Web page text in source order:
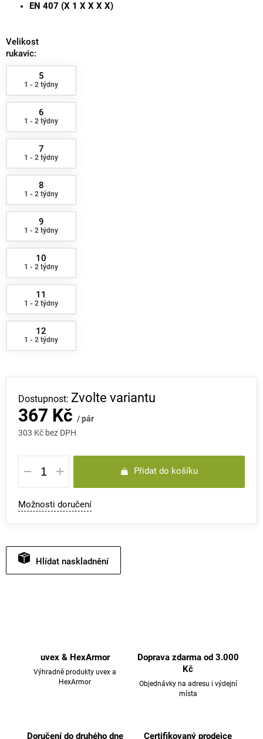
EN 407 (X 1 X X X X)
Velikost
rukavic:
5
1 - 2 týdny
6
1 - 2 týdny
7
1 - 2 týdny
8
1 - 2 týdny
9
1 - 2 týdny
10
1 - 2 týdny
11
1 - 2 týdny
12
1 - 2 týdny
367 Kč / pár
303 Kč bez DPH
Měrná
cena:
Zvolte variantu
Přidat do košíku
Možnosti doručení
Hlídat
uvex & HexArmor
Výhradně produkty uvex a
HexArmor
Doprava zdarma od 3.000
Kč
Objednávky na adresu i výdejní
místa
Doručení do druhého dne Certifikovaný prodejce